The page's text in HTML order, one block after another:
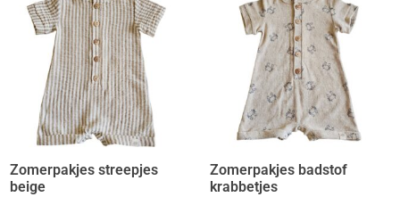
Zomerpakjes streepjes
beige
Zomerpakjes badstof
krabbetjes